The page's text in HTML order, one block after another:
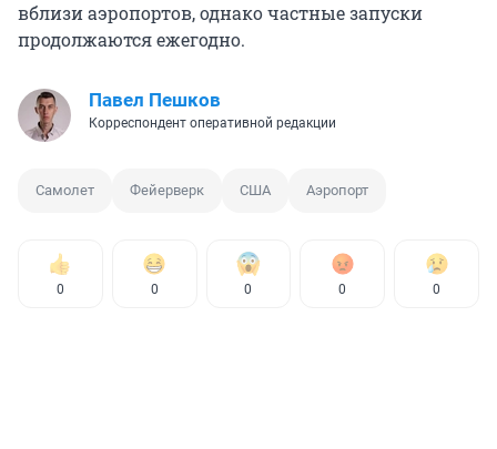
вблизи аэропортов, однако частные запуски
продолжаются ежегодно.
Павел Пешков
Корреспондент оперативной редакции
Самолет Фейерверк США Аэропорт
0 0 0 0 0